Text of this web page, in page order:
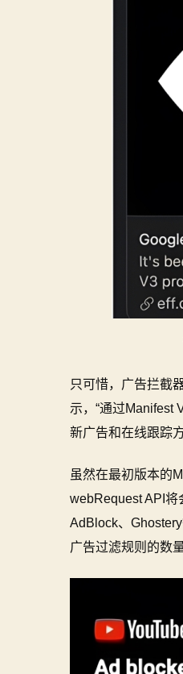
只可惜，广告拦截
示，“通过Manifest
新广告和在线跟踪
虽然在最初版本的
webRequest API将
AdBlock、
广告过滤规则的数